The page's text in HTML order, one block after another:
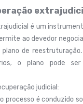
é um
ao devedor
de
o plano pode ser
judicial:
processo é conduzido